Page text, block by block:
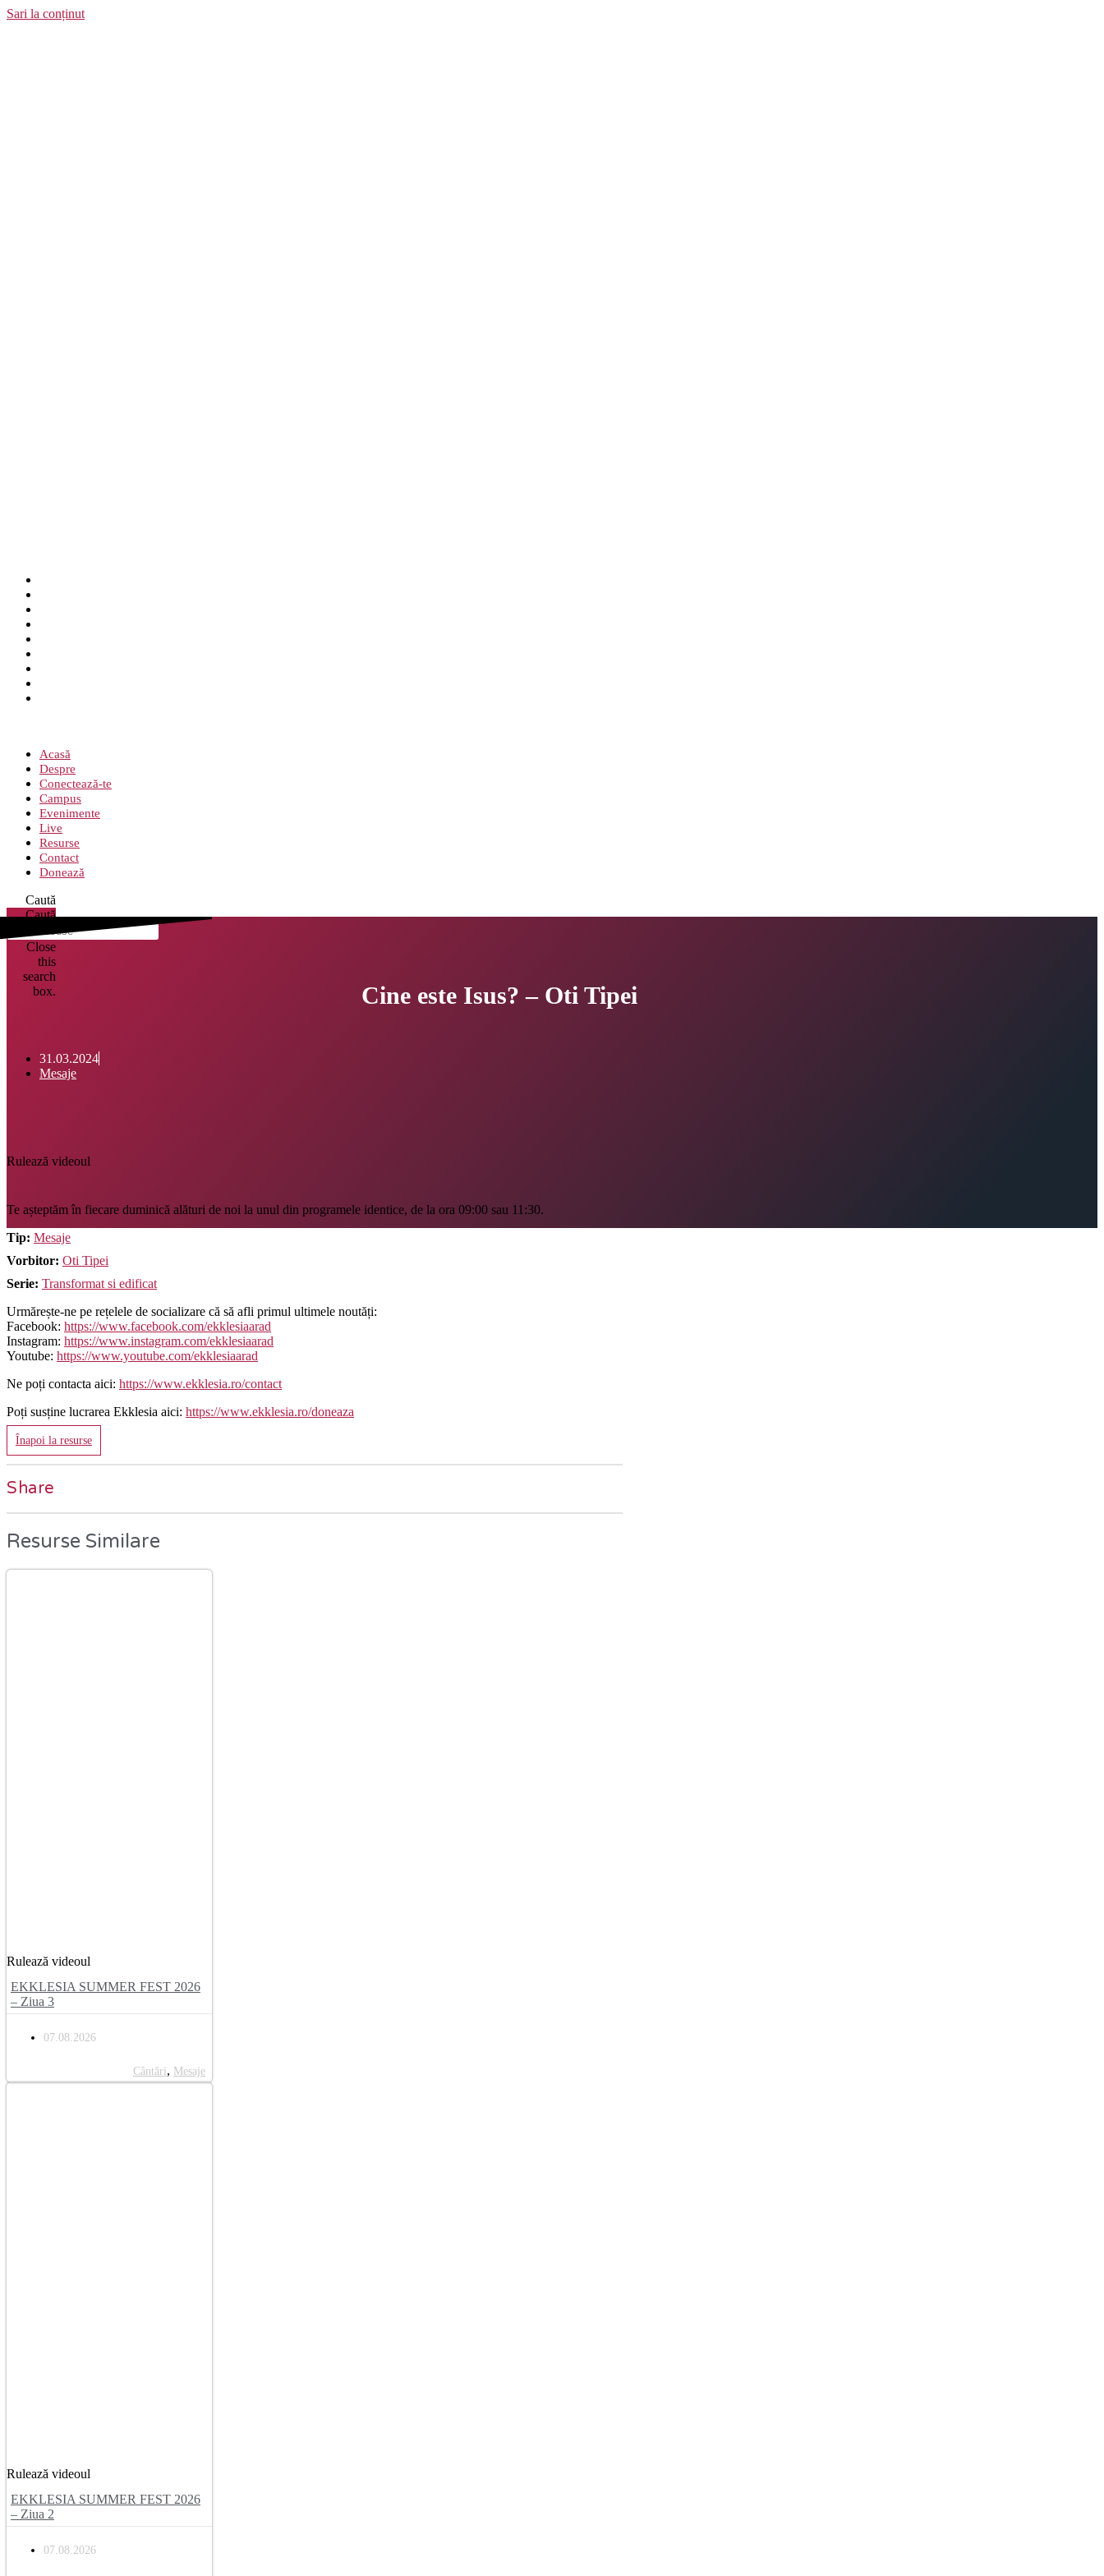
Sari la conținut
Acasă
Despre
Conectează-te
Campus
Evenimente
Live
Resurse
Contact
Donează
Caută
Caută
Close
this
search
box.
Cine este Isus? – Oti Tipei
31.03.2024
Mesaje
Rulează videoul
Te așteptăm în fiecare duminică alături de noi la unul din programele identice, de la ora 09:00 sau 11:30.
Tip: Mesaje
Vorbitor: Oti Tipei
Serie: Transformat si edificat
Urmărește-ne pe rețelele de socializare că să afli primul ultimele noutăți:
Facebook: https://www.facebook.com/ekklesiaarad
Instagram: https://www.instagram.com/ekklesiaarad
Youtube: https://www.youtube.com/ekklesiaarad
Ne poți contacta aici: https://www.ekklesia.ro/contact
Poți susține lucrarea Ekklesia aici: https://www.ekklesia.ro/doneaza
Înapoi la resurse
Share
Resurse Similare
Rulează videoul
EKKLESIA SUMMER FEST 2026
– Ziua 3
07.08.2026
Cântări, Mesaje
Rulează videoul
EKKLESIA SUMMER FEST 2026
– Ziua 2
07.08.2026